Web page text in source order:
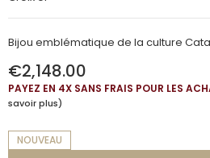
Bijou emblématique de la culture
€2,148.00
PAYEZ EN 4X SANS FRAIS POUR LES
savoir plus)
NOUVEAU